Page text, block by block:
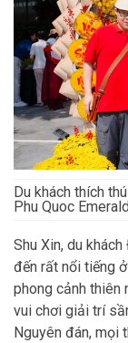
Du khách thích
Phu Quoc
Shu Xin, du
đến rất nổi tiếng
phong cảnh thiên
vui chơi giải trí
Nguyên đán, mọi